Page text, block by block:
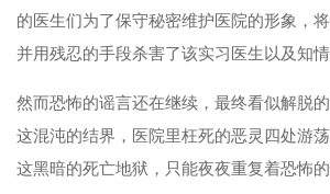
的医生们为了保守秘密维护医院的形象，
并用残忍的手段杀害了该实习医生以及知情
然而恐怖的谣言还在继续，最终看似解脱
这混沌的结界，医院里枉死的恶灵四处游
这黑暗的死亡地狱，只能夜夜重复着恐怖的